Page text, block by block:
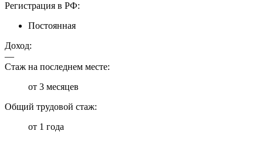
Регистрация в РФ:
Постоянная
Доход:
—
Стаж на последнем месте:
от 3 месяцев
Общий трудовой стаж:
от 1 года